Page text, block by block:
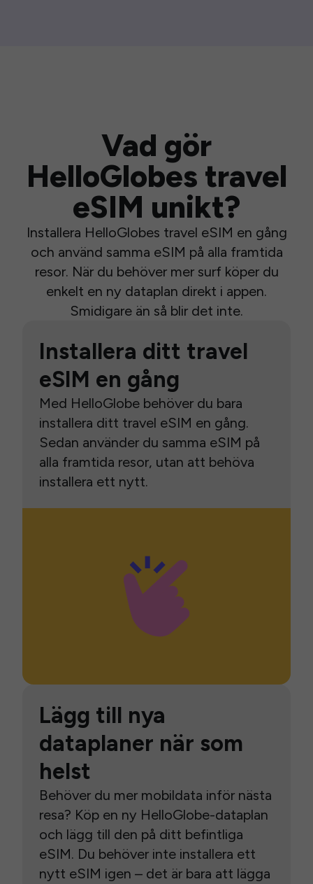
Vad gör
HelloGlobes travel
eSIM unikt?
Installera HelloGlobes travel eSIM en gång
och använd samma eSIM på alla framtida
resor. När du behöver mer surf köper du
enkelt en ny dataplan direkt i appen.
Smidigare än så blir det inte.
Installera ditt travel
eSIM en gång
Med HelloGlobe behöver du bara
installera ditt travel eSIM en gång.
Sedan använder du samma eSIM på
alla framtida resor, utan att behöva
installera ett nytt.
Lägg till nya
dataplaner när som
helst
Behöver du mer mobildata inför nästa
resa? Köp en ny HelloGlobe-dataplan
och lägg till den på ditt befintliga
eSIM. Du behöver inte installera ett
nytt eSIM igen – det är bara att lägga